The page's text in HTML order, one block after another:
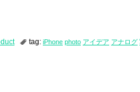
tag: iPhone photo アイデア アナログ